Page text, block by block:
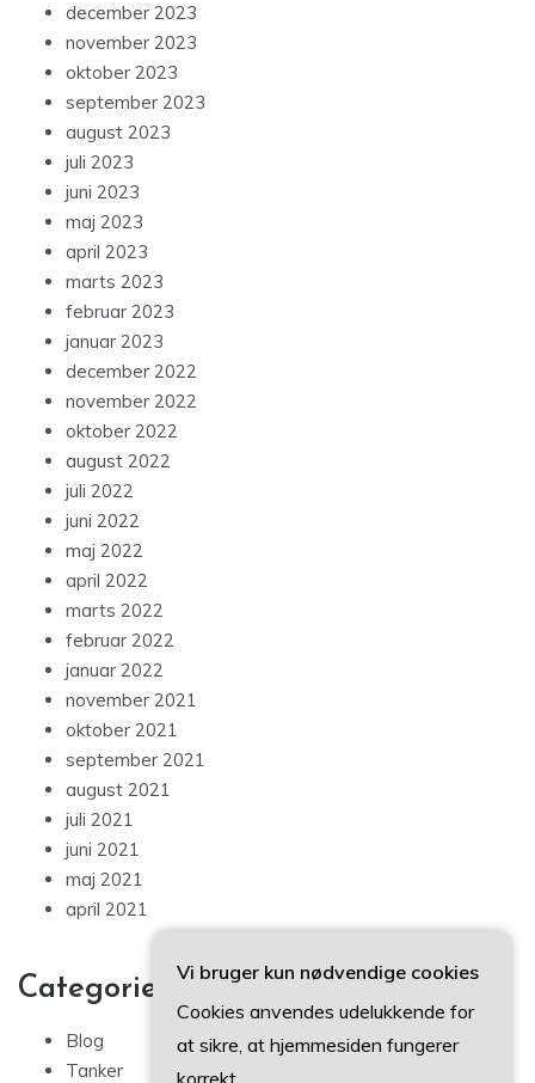
december 2023
november 2023
oktober 2023
september 2023
august 2023
juli 2023
juni 2023
maj 2023
april 2023
marts 2023
februar 2023
januar 2023
december 2022
november 2022
oktober 2022
august 2022
juli 2022
juni 2022
maj 2022
april 2022
marts 2022
februar 2022
januar 2022
november 2021
oktober 2021
september 2021
august 2021
juli 2021
juni 2021
maj 2021
april 2021
Categories
Blog
Tanker
Vi bruger kun nødvendige cookies
Cookies anvendes udelukkende for
at sikre, at hjemmesiden fungerer
korrekt.